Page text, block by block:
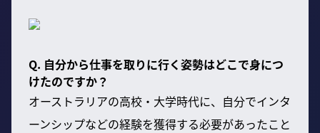
Q. 自分から仕事を取りに行く姿勢はどこで身につ
けたのですか？
オーストラリアの高校・大学時代に、自分でインタ
ーンシップなどの経験を獲得する必要があったこと